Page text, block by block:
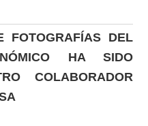
FOTOGRAFÍAS DEL
HA SIDO
COLABORADOR